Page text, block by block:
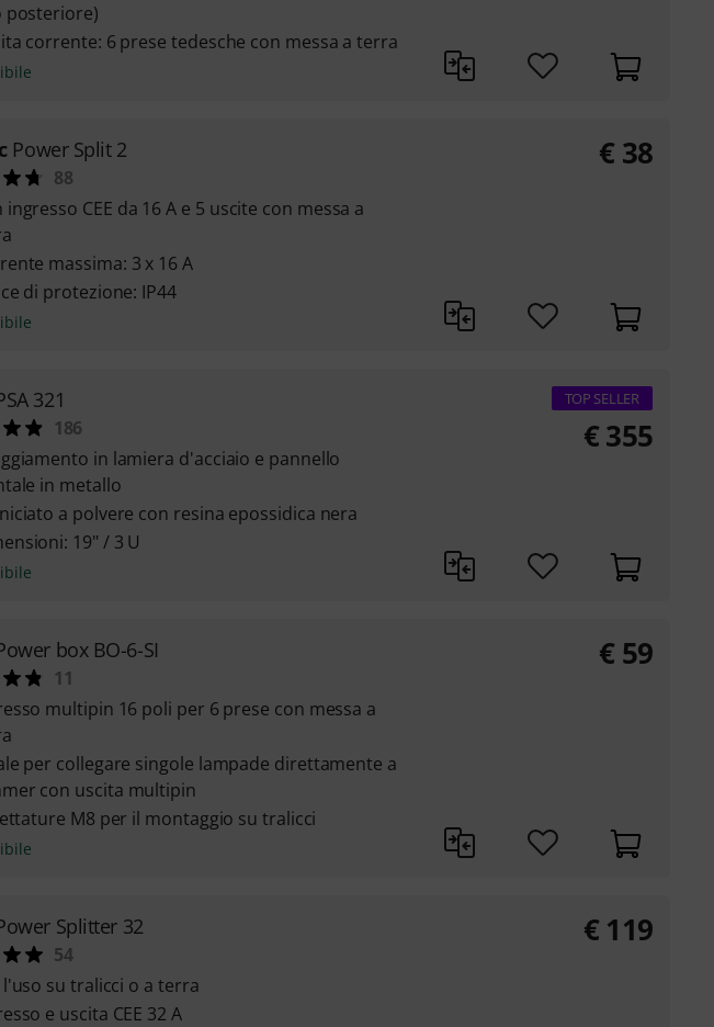
posteriore)
corrente: 6 prese tedesche con messa a terra
Power Split 2
88
ingresso CEE da 16 A e 5 uscite con messa a
massima: 3 x 16 A
di protezione: IP44
€ 38
321
186
in lamiera d'acciaio e pannello
in metallo
a polvere con resina epossidica nera
19" / 3 U
TOP SELLER
€355
box BO-6-SI
11
multipin 16 poli per 6 prese con messa a
per collegare singole lampade direttamente a
con uscita multipin
M8 per il montaggio su tralicci
€ 59
Splitter 32
54
l'uso su tralicci o a terra
e uscita CEE 32 A
€ 119